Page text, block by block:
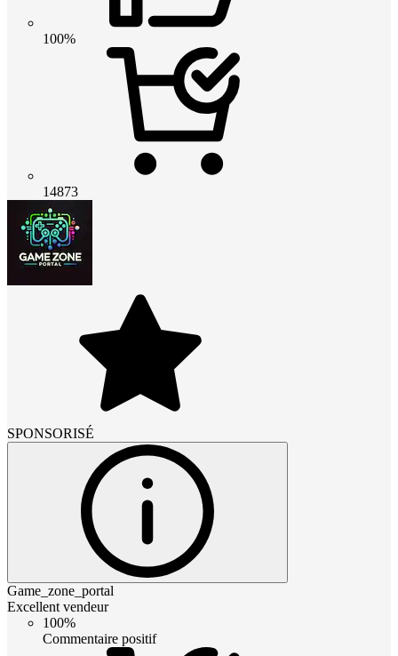
100%
14873
SPONSORISÉ
Game_zone_portal
Excellent vendeur
100%
Commentaire positif